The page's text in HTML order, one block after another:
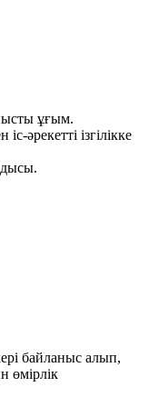
ұғым.
әрекетті ізгілікке
байланыс алып,
өмірлік